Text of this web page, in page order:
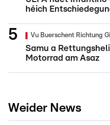
héich
Vu Buerschent Richtung
Samu a
Motorrad am Asaz
Weider News